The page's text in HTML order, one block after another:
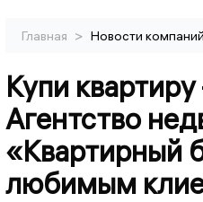
Главная > Новости компаний
Купи
Агентство
«Квартирный
любимым